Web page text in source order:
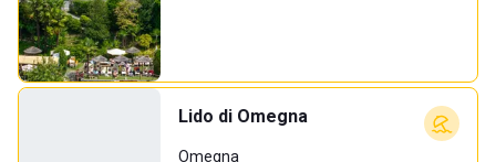
Lido di Omegna
Omegna